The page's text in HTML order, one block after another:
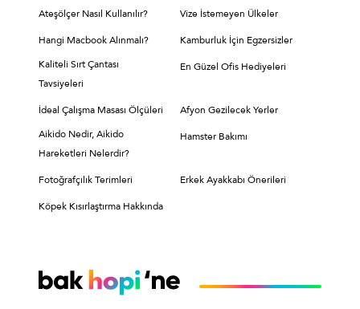
Ateşölçer Nasıl Kullanılır? Vize İstemeyen Ülkeler
Hangi Macbook Alınmalı?
Kamburluk İçin Egzersizler
Kaliteli Sırt Çantası
Tavsiyeleri
En Güzel Ofis Hediyeleri
İdeal Çalışma Masası Ölçüleri
Afyon Gezilecek Yerler
Aikido Nedir, Aikido
Hareketleri Nelerdir?
Hamster Bakımı
Fotoğrafçılık Terimleri Erkek Ayakkabı Önerileri
Köpek Kısırlaştırma Hakkında